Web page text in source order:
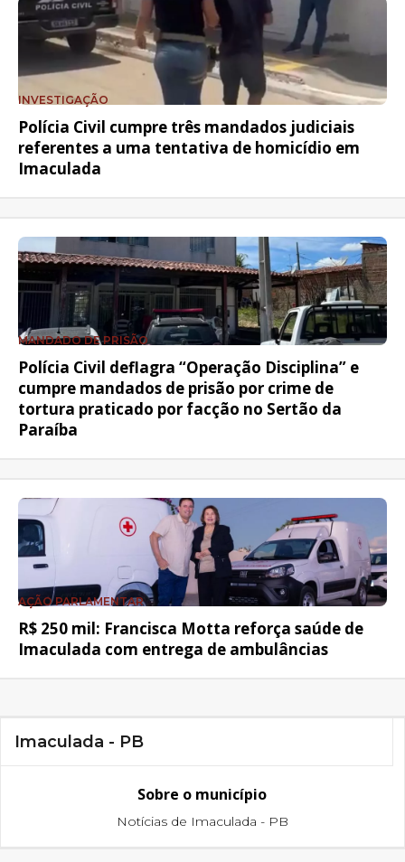
INVESTIGAÇÃO
Polícia Civil cumpre três mandados judiciais
referentes a uma tentativa de homicídio em
Imaculada
MANDADO DE PRISÃO
Polícia Civil deflagra “Operação Disciplina” e
cumpre mandados de prisão por crime de
tortura praticado por facção no Sertão da
Paraíba
AÇÃO PARLAMENTAR
R$ 250 mil: Francisca Motta reforça saúde de
Imaculada com entrega de ambulâncias
Imaculada - PB
Sobre o município
Notícias de Imaculada - PB